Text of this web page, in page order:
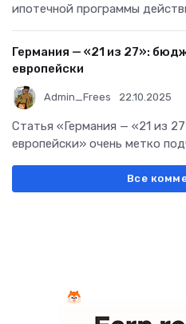
ипотечной программы
Германия — «21 из 27»:
европейски
Admin_Frees 22.10.2025
Статья «Германия — «21 из
европейски» очень метко
Все